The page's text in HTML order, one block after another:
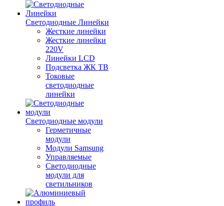
Светодиодные Линейки
Жесткие линейки
Жесткие линейки
220V
Линейки LCD
Подсветка ЖК ТВ
Токовые
светодиодные
линейки
Светодиодные модули
Герметичные
модули
Модули Samsung
Управляемые
Светодиодные
модули для
светильников